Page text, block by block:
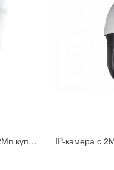
Tiandy-IPEYE-TC-32XN-PVZ 2Мп купольная «турель» IP камера с фиксированным объективом, серия SPARK со встроенным агентом IPEYE для ПВЗ